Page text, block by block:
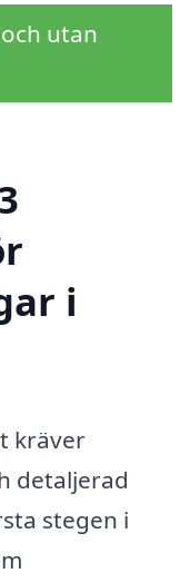
utan
i
kräver
detaljerad
stegen i